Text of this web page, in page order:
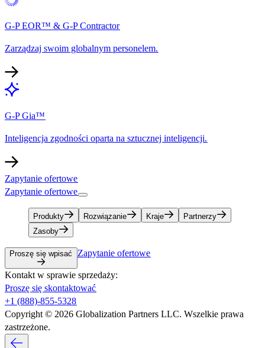
G-P EOR™ & G-P Contractor​​
Zarządzaj swoim globalnym personelem.​​
G-P Gia™​​
Inteligencja zgodności oparta na sztucznej inteligencji.​​
Zapytanie ofertowe​​
Zapytanie ofertowe​​
Produkty​​ Rozwiązanie​​ Kraje​​
Partnerzy​​
Zasoby​​
Proszę się wpisać​​ Zapytanie ofertowe​​
Kontakt w sprawie sprzedaży:​​
Proszę się skontaktować​​
+1 (888)-855-5328​​
Copyright © 2026 Globalization Partners LLC. Wszelkie prawa
zastrzeżone.​​